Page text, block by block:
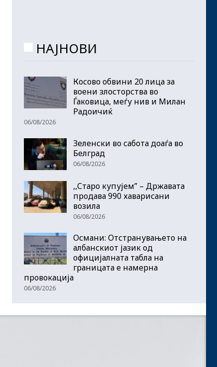
НАЈНОВИ
Косово обвини 20 лица за
воени злосторства во
Ѓаковица, меѓу нив и Милан
Радоичиќ
06/08/2026
Зеленски во сабота доаѓа во
Белград
06/08/2026
,,Старо купујем” – Државата
продава 990 хаварисани
возила
06/08/2026
Османи: Отстранувањето на
албанскиот јазик од
официјалната табла на
границата е намерна
провокација
06/08/2026